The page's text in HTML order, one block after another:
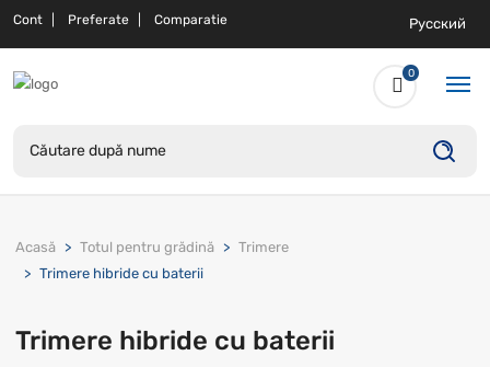
Cont Preferate Comparatie Русский
0
Acasă Totul pentru grădină
Trimere
Trimere hibride cu baterii
Trimere hibride cu baterii